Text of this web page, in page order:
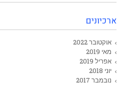
ארכיונים
אוקטובר 2022
מאי 2019
אפריל 2019
יוני 2018
נובמבר 2017